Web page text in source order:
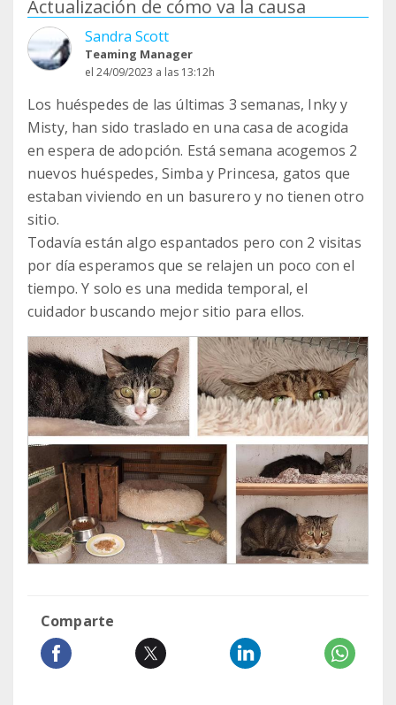
Actualización de cómo va la causa
Sandra Scott
Teaming Manager
el 24/09/2023 a las 13:12h
Los huéspedes de las últimas 3 semanas, Inky y
Misty, han sido traslado en una casa de acogida
en espera de adopción. Está semana acogemos 2
nuevos huéspedes, Simba y Princesa, gatos que
estaban viviendo en un basurero y no tienen otro
sitio.
Todavía están algo espantados pero con 2 visitas
por día esperamos que se relajen un poco con el
tiempo. Y solo es una medida temporal, el
cuidador buscando mejor sitio para ellos.
Comparte